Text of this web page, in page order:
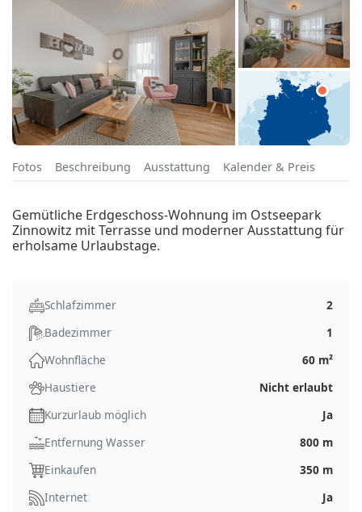
Fotos Beschreibung Ausstattung Kalender & Preis
Gemütliche Erdgeschoss-Wohnung im Ostseepark
Zinnowitz mit Terrasse und moderner Ausstattung für
erholsame Urlaubstage.
Schlafzimmer
2
Badezimmer
1
Wohnfläche
60 m²
Haustiere
Nicht erlaubt
Kurzurlaub möglich
Ja
Entfernung Wasser
800 m
Einkaufen
350 m
Internet
Ja